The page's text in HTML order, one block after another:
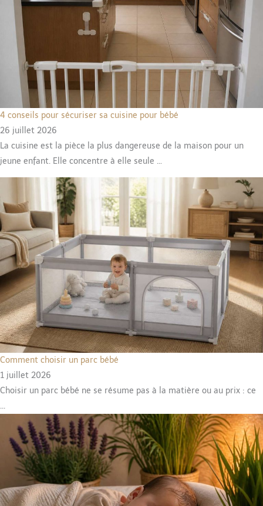
4 conseils pour sécuriser sa cuisine pour bébé
26 juillet 2026
La cuisine est la pièce la plus dangereuse de la maison pour un
jeune enfant. Elle concentre à elle seule …
Comment choisir un parc bébé
1 juillet 2026
Choisir un parc bébé ne se résume pas à la matière ou au prix : ce
...